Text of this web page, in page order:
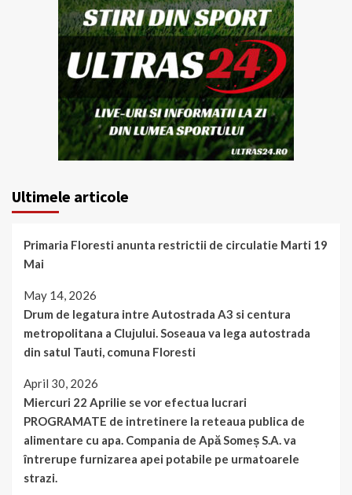
Ultimele articole
Primaria Floresti anunta restrictii de circulatie Marti 19
Mai
May 14, 2026
Drum de legatura intre Autostrada A3 si centura
metropolitana a Clujului. Soseaua va lega autostrada
din satul Tauti, comuna Floresti
April 30, 2026
Miercuri 22 Aprilie se vor efectua lucrari
PROGRAMATE de intretinere la reteaua publica de
alimentare cu apa. Compania de Apă Someș S.A. va
întrerupe furnizarea apei potabile pe urmatoarele
strazi.